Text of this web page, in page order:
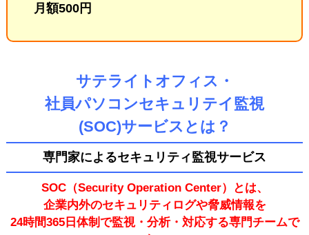
月額500円
サテライトオフィス・
社員パソコンセキュリテイ監視
(SOC)サービスとは？
専門家によるセキュリティ監視サービス
SOC（Security Operation Center）とは、
企業内外のセキュリティログや脅威情報を
24時間365日体制で監視・分析・対応する専門チームで